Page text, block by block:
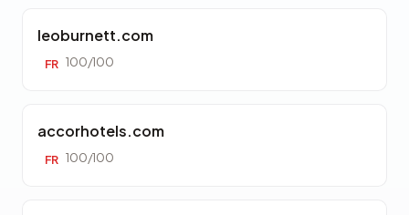
leoburnett.com
FR 100/100
accorhotels.com
FR 100/100